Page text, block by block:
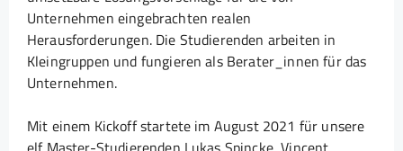
Unternehmen eingebrachten realen
Herausforderungen. Die Studierenden arbeiten in
Kleingruppen und fungieren als Berater_innen für das
Unternehmen.
Mit einem Kickoff startete im August 2021 für unsere